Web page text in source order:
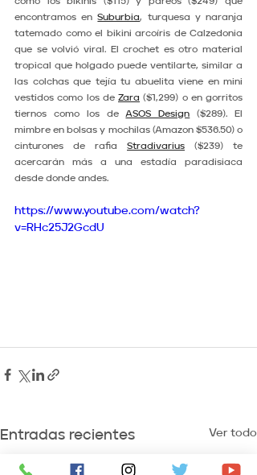
encontramos en Suburbia, turquesa y naranja
tatemado como el bikini arcoíris de Calzedonia
que se volvió viral. El crochet es otro material
tropical que holgado puede ventilarte, similar a
las colchas que tejía tu abuelita viene en mini
vestidos como los de Zara ($1,299) o en gorritos
tiernos como los de ASOS Design ($289). El
mimbre en bolsas y mochilas (Amazon $536.50) o
cinturones de rafia Stradivarius ($239) te
acercarán más a una estadía paradisiaca
desde donde andes.
https://www.youtube.com/watch?
v=RHc25J2GcdU
Entradas recientes Ver todo